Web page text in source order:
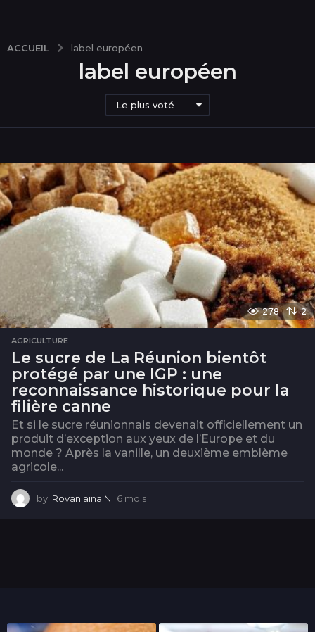
ACCUEIL label européen
label européen
Le plus voté
278 2
AGRICULTURE
Le sucre de La Réunion bientôt
protégé par une IGP : une
reconnaissance historique pour la
filière canne
Et si le sucre réunionnais devenait officiellement un
produit d’exception aux yeux de l’Europe et du
monde ? Après la vanille, un deuxième emblème
agricole...
by Rovaniaina N. 6 mois